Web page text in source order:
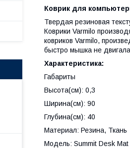
Коврик для
Твердая резиновая
Коврики Varmilo
ковриков Varmilo,
быстро мышка не
Характеристика:
Габариты
Высота(см): 0,3
Ширина(см): 90
Глубина(см): 40
Материал: Резина, Ткань
Модель: Summit Desk Mat